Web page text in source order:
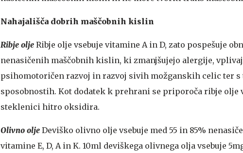
Nahajališča dobrih maščobnih kislin
Ribje olje Ribje olje vsebuje vitamine A in D, zato pospešuje
nenasičenih maščobnih kislin, ki zmanjšujejo alergije,
psihomotoričen razvoj in razvoj sivih možganskih celic ter
sposobnostih. Kot dodatek k prehrani se priporoča ribje olje
steklenici hitro oksidira.
Olivno olje Deviško olivno olje vsebuje med 55 in 85%
vitamine E, D, A in K. 10ml deviškega olivnega olja vsebuje